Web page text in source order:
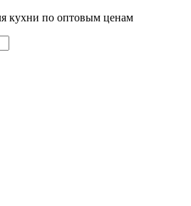
кухни по оптовым ценам